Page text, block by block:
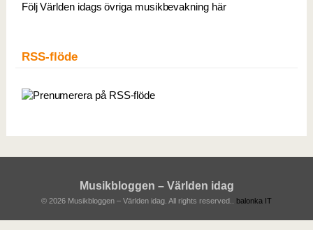
Följ Världen idags övriga musikbevakning här
RSS-flöde
Musikbloggen – Världen idag
© 2026 Musikbloggen – Världen idag. All rights reserved.. balonka IT